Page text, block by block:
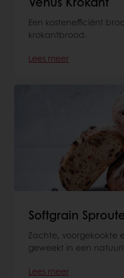
Een kostenefficiënt
krokantbrood.
Lees meer
Softgrain
Zachte, voorgekookte
geweekt in een
Lees meer